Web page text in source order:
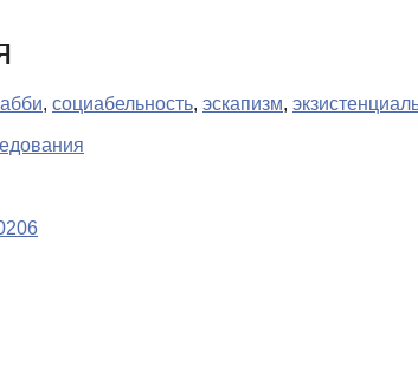
, социабельность, эскапизм,